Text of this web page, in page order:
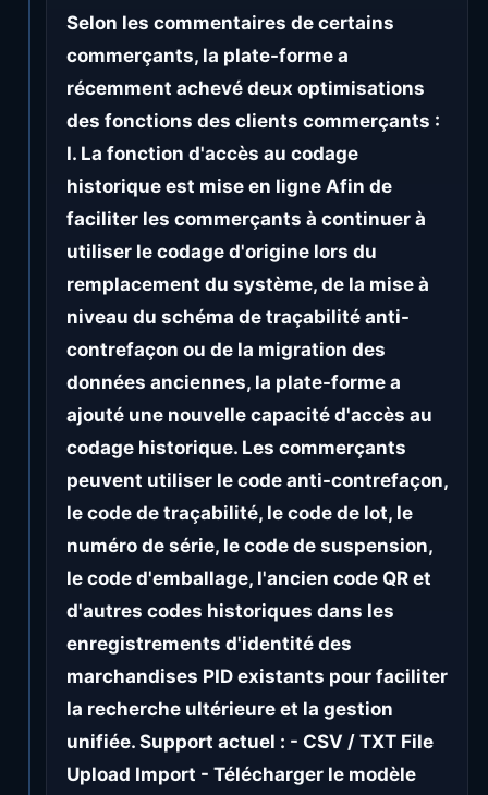
Selon les commentaires de certains
commerçants, la plate-forme a
récemment achevé deux optimisations
des fonctions des clients commerçants :
I. La fonction d'accès au codage
historique est mise en ligne Afin de
faciliter les commerçants à continuer à
utiliser le codage d'origine lors du
remplacement du système, de la mise à
niveau du schéma de traçabilité anti-
contrefaçon ou de la migration des
données anciennes, la plate-forme a
ajouté une nouvelle capacité d'accès au
codage historique. Les commerçants
peuvent utiliser le code anti-contrefaçon,
le code de traçabilité, le code de lot, le
numéro de série, le code de suspension,
le code d'emballage, l'ancien code QR et
d'autres codes historiques dans les
enregistrements d'identité des
marchandises PID existants pour faciliter
la recherche ultérieure et la gestion
unifiée. Support actuel : - CSV / TXT File
Upload Import - Télécharger le modèle